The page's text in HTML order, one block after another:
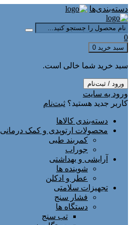
دسته‌بندی‌ها
0
سبد خرید 0
سبد خرید شما خالی است.
ورود / ثبت‌نام
ورود به سایت
کاربر جدید هستید؟ ثبت‌نام
دسته‌بندی کالاها
محصولات ارتوپدی و کمک درمانی
کمربند طبی
جوراب
آرایشی و بهداشتی
شوینده ها
عطر و ادکلن
تجهیزات سلامتی
فشار سنج
دستگاه ها
تب سنج